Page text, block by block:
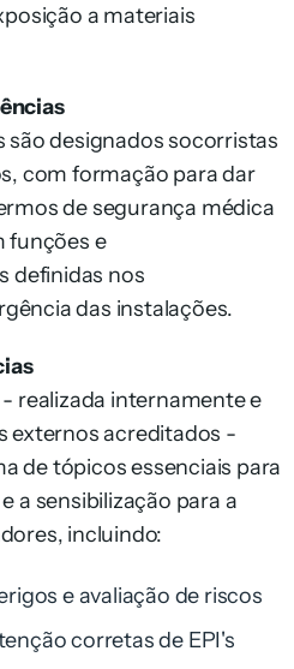
a materiais
são designados socorristas
com formação para dar
de segurança médica
funções e
definidas nos
das instalações.
realizada internamente e
externos acreditados -
de tópicos essenciais para
a sensibilização para a
incluindo:
e avaliação de riscos
corretas de EPI's